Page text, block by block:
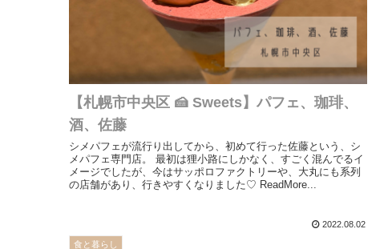
【札幌市中央区 🍰 Sweets】パフェ、珈琲、
酒、佐藤
シメパフェが流行り出してから、初めて行った佐藤という、シ
メパフェ専門店。 最初は狸小路にしかなく、すごく混んでるイ
メージでしたが、今はサッポロファクトリーや、大丸にも系列
の店舗があり、行きやすくなりました♡ ReadMore...
2022.08.02
食と暮らし